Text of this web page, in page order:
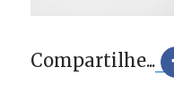
Compartilhe...